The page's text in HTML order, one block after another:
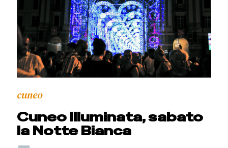
cuneo
Cuneo Illuminata, sabato
la Notte Bianca